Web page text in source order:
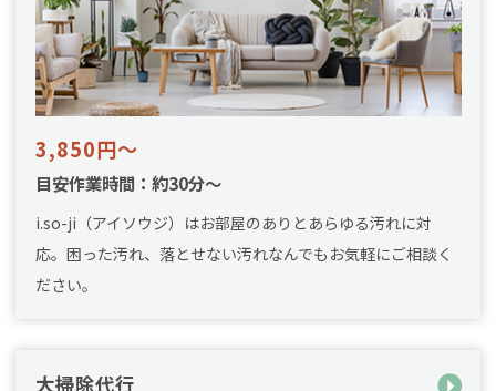
3,850円～
目安作業時間：約30分～
i.so-ji（アイソウジ）はお部屋のありとあらゆる汚れに対
応。困った汚れ、落とせない汚れなんでもお気軽にご相談く
ださい。
大掃除代行